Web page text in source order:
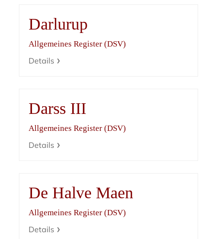
Darlurup
Allgemeines Register (DSV)
Details
Darss III
Allgemeines Register (DSV)
Details
De Halve Maen
Allgemeines Register (DSV)
Details